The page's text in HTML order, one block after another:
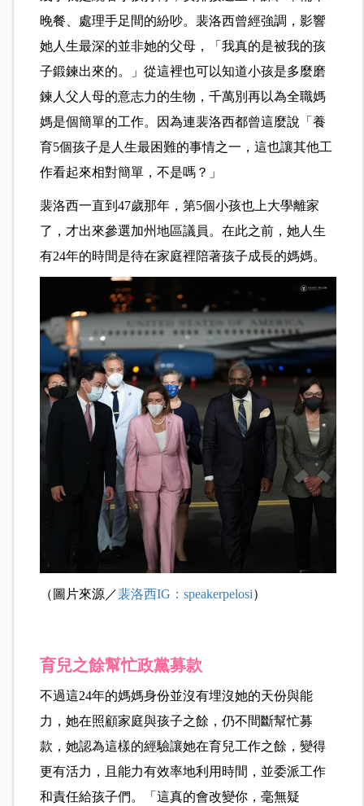
晚餐、處理手足間的紛吵。裴洛西曾經強調，影響
她人生最深的並非她的父母，「我真的是被我的孩
子鍛鍊出來的。」從這裡也可以知道小孩是多麼磨
鍊人父人母的意志力的生物，千萬別再以為全職媽
媽是個簡單的工作。因為連裴洛西都曾這麼說「養
育5個孩子是人生最困難的事情之一，這也讓其他工
作看起來相對簡單，不是嗎？」
裴洛西一直到47歲那年，第5個小孩也上大學離家
了，才出來參選加州地區議員。在此之前，她人生
有24年的時間是待在家庭裡陪著孩子成長的媽媽。
（圖片來源／裴洛西IG：speakerpelosi）
育兒之餘幫忙政黨募款
不過這24年的媽媽身份並沒有埋沒她的天份與能
力，她在照顧家庭與孩子之餘，仍不間斷幫忙募
款，她認為這樣的經驗讓她在育兒工作之餘，變得
更有活力，且能力有效率地利用時間，並委派工作
和責任給孩子們。「這真的會改變你，毫無疑